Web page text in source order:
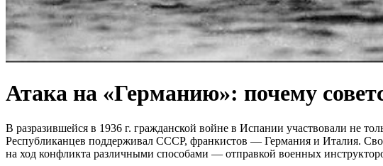
Атака на «Германию»: почему
В разразившейся в 1936 г. гражданской войне в Испании участвовали не
Республиканцев поддерживал СССР, франкистов — Германия и Италия.
на ход конфликта различными способами — отправкой военных